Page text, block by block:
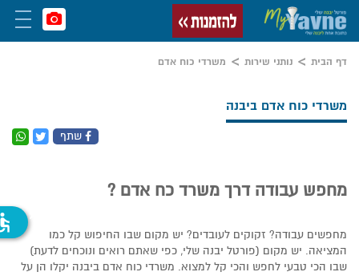
דף הבית נותני שירות משרדי כוח אדם
שתף
משרדי כוח אדם ביבנה
מחפש עבודה דרך משרד כח אדם ?
מחפשים עבודה? זקוקים לעובדים? יש מקום שבו החיפוש קל כמו
המציאה. יש מקום (פורטל יבנה שלי, כפי שאתם רואים ונוכחים לדעת)
שבו הכי טבעי לחפש והכי קל למצוא. משרדי כוח אדם ביבנה יקלו הן על